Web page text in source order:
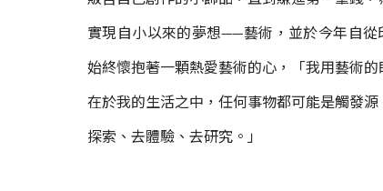
實現自小以來的夢想——藝術，並於今年自從
始終懷抱著一顆熱愛藝術的心，「我用藝術
在於我的生活之中，任何事物都可能是觸發
探索、去體驗、去研究。」